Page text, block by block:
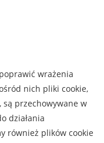
wrażenia
nich pliki cookie,
są przechowywane w
działania
również plików cookie